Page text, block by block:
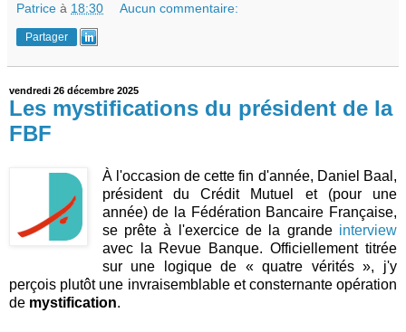
Patrice à 18:30 Aucun commentaire:
Partager
vendredi 26 décembre 2025
Les mystifications du président de la
FBF
À l'occasion de cette fin d'année, Daniel Baal,
président du Crédit Mutuel et (pour une
année) de la Fédération Bancaire Française,
se prête à l'exercice de la grande interview
avec la Revue Banque. Officiellement titrée
sur une logique de « quatre vérités », j'y
perçois plutôt une invraisemblable et consternante opération
de mystification.